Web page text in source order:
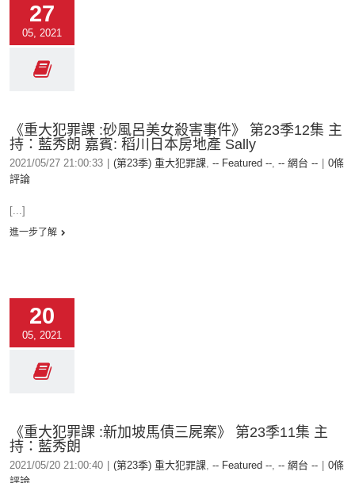
27
05, 2021
《重大犯罪課 :砂風呂美女殺害事件》 第23季12集 主
持：藍秀朗 嘉賓: 稻川日本房地產 Sally
2021/05/27 21:00:33 (第23季) 重大犯罪課, -- Featured --, -- 網台 --
0條
評論
[...]
進一步了解
20
05, 2021
《重大犯罪課 :新加坡馬債三屍案》 第23季11集 主
持：藍秀朗
2021/05/20 21:00:40 (第23季) 重大犯罪課, -- Featured --, -- 網台 --
0條